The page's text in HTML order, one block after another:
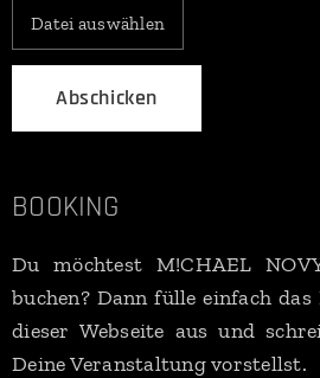
Datei auswählen
Abschicken
BOOKING
Du möchtest M!CHAEL
buchen? Dann fülle einfach
dieser Webseite aus und
Deine Veranstaltung vorstellst.